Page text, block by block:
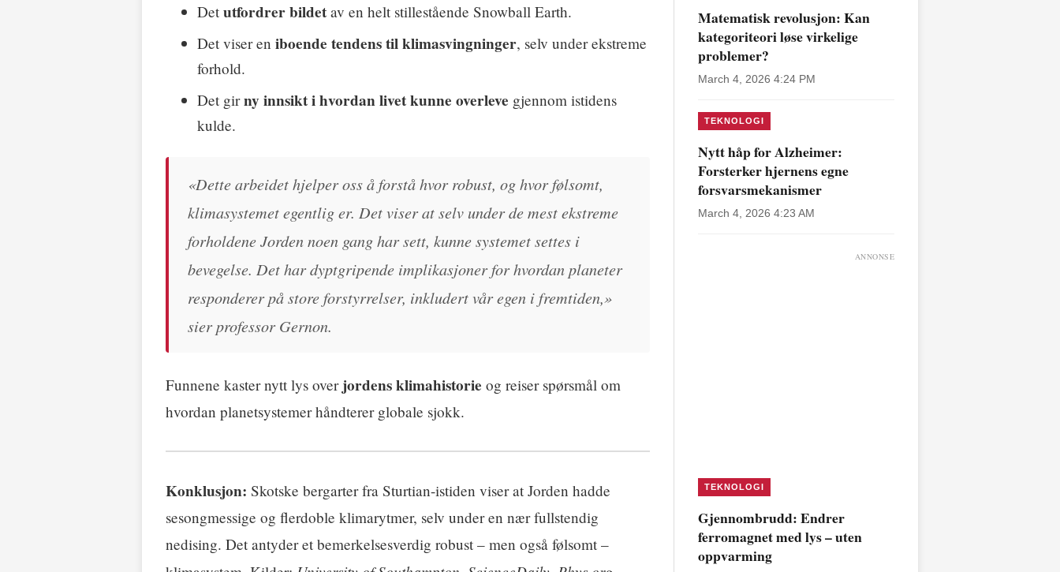
Det utfordrer bildet av en helt stillestående Snowball Earth.
Det viser en iboende tendens til klimasvingninger, selv under ekstreme
forhold.
Det girny innsikt i hvordan livet kunne overleve gjennom istidens
kulde.
«Dette arbeidet hjelper oss å forstå hvor robust, og hvor følsomt,
klimasystemet egentlig er. Det viser at selv under de mest ekstreme
forholdene Jorden noen gang har sett, kunne systemet settes i
bevegelse. Det har dyptgripende implikasjoner for hvordan planeter
responderer på store forstyrrelser, inkludert vår egen i fremtiden,»
sier professor Gernon.
Funnene kaster nytt lys over jordens klimahistorie og reiser spørsmål om
hvordan planetsystemer håndterer globale sjokk.
Konklusjon: Skotske bergarter fra Sturtian-istiden viser at Jorden hadde
sesongmessige og flerdoble klimarytmer, selv under en nær fullstendig
nedising. Det antyder et bemerkelsesverdig robust – men også følsomt –
Matematisk revolusjon: Kan
kategoriteori løse virkelige
problemer?
March 4, 2026 4:24 PM
TEKNOLOGI
Nytt håp for Alzheimer:
Forsterker hjernens egne
forsvarsmekanismer
March 4, 2026 4:23 AM
ANNONSE
TEKNOLOGI
Gjennombrudd: Endrer
ferromagnet med lys – uten
oppvarming